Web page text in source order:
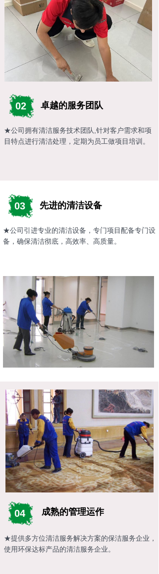
★公司拥有清洁服务技术团队,针对客户需求和项
目特点进行清洁处理，定期为员工做项目培训。
02 卓越的服务团队
03 先进的清洁设备
★公司引进专业的清洁设备，专门项目配备专门设
备，确保清洁彻底，高效率、高质量。
★提供多方位清洁服务解决方案的保洁服务企业，
使用环保达标产品的清洁服务企业。
04 成熟的管理运作